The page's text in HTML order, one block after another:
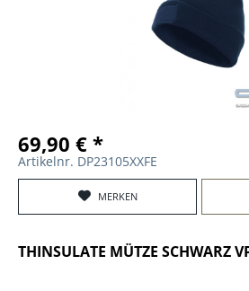
69,90 € *
Artikelnr. DP23105XXFE
MERKEN
THINSULATE MÜTZE SCHWARZ